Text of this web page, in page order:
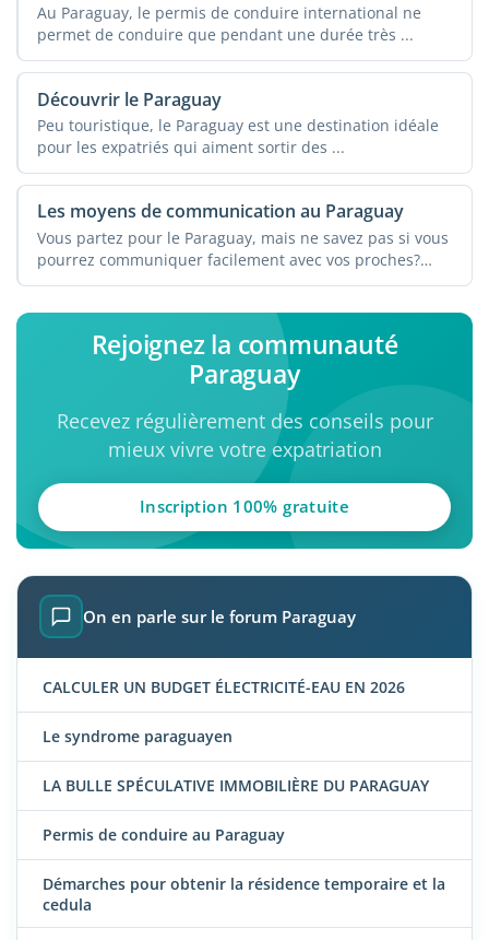
Au Paraguay, le permis de conduire international ne
permet de conduire que pendant une durée très ...
Découvrir le Paraguay
Peu touristique, le Paraguay est une destination idéale
pour les expatriés qui aiment sortir des ...
Les moyens de communication au Paraguay
Vous partez pour le Paraguay, mais ne savez pas si vous
pourrez communiquer facilement avec vos proches?
Lisez cet ...
Rejoignez la communauté
Paraguay
Recevez régulièrement des conseils pour
mieux vivre votre expatriation
Inscription 100% gratuite
On en parle sur le forum Paraguay
CALCULER UN BUDGET ÉLECTRICITÉ-EAU EN 2026
Le syndrome paraguayen
LA BULLE SPÉCULATIVE IMMOBILIÈRE DU PARAGUAY
Permis de conduire au Paraguay
Démarches pour obtenir la résidence temporaire et la
cedula